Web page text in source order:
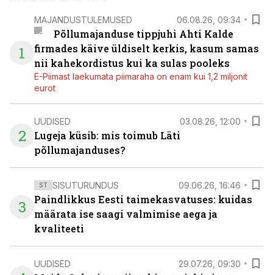
1
MAJANDUSTULEMUSED 06.08.26, 09:34
Põllumajanduse tippjuhi Ahti Kalde
firmades käive üldiselt kerkis, kasum samas
nii kahekordistus kui ka sulas pooleks
E-Piimast laekumata piimaraha on enam kui 1,2 miljonit
eurot
2
UUDISED 03.08.26, 12:00
Lugeja küsib: mis toimub Läti
põllumajanduses?
3
ST SISUTURUNDUS 09.06.26, 16:46
Paindlikkus Eesti taimekasvatuses: kuidas
määrata ise saagi valmimise aega ja
kvaliteeti
UUDISED 29.07.26, 09:30